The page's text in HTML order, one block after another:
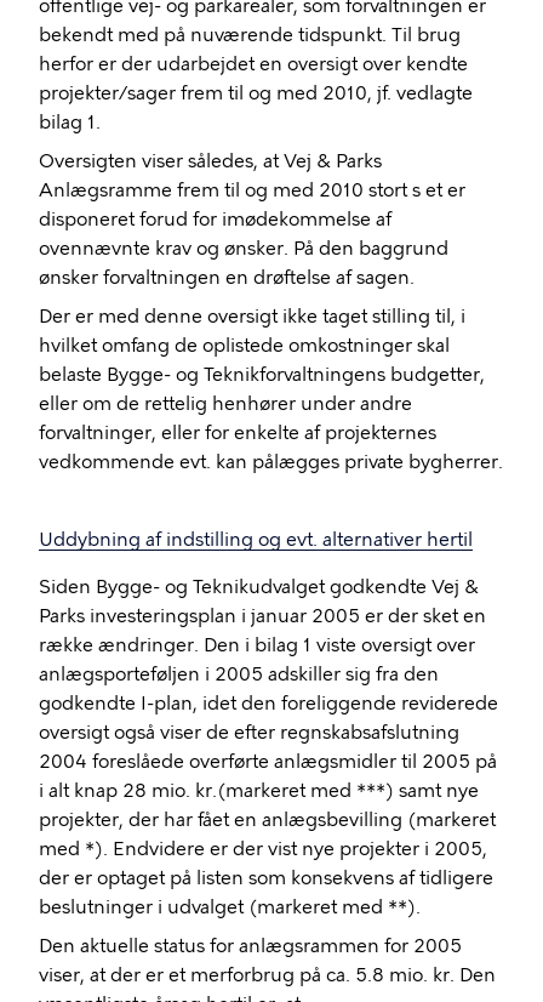
offentlige vej- og parkarealer, som forvaltningen er
bekendt med på nuværende tidspunkt. Til brug
herfor er der udarbejdet en oversigt over kendte
projekter/sager frem til og med 2010, jf. vedlagte
bilag 1.
Oversigten viser således, at Vej & Parks
Anlægsramme frem til og med 2010 stort s et er
disponeret forud for imødekommelse af
ovennævnte krav og ønsker. På den baggrund
ønsker forvaltningen en drøftelse af sagen.
Der er med denne oversigt ikke taget stilling til, i
hvilket omfang de oplistede omkostninger skal
belaste Bygge- og Teknikforvaltningens budgetter,
eller om de rettelig henhører under andre
forvaltninger, eller for enkelte af projekternes
vedkommende evt. kan pålægges private bygherrer.
Uddybning af indstilling og evt. alternativer hertil
Siden Bygge- og Teknikudvalgetgodkendte Vej &
Parks investeringsplan i januar 2005 er der sket en
række ændringer. Den i bilag 1 viste oversigt over
anlægsporteføljen i 2005 adskiller sig fra den
godkendte I-plan, idet den foreliggende reviderede
oversigt også viser de efter regnskabsafslutning
2004 foreslåede overførte anlægsmidler til 2005 på
i alt knap 28 mio. kr.(markeret med ***) samt nye
projekter, der har fået en anlægsbevilling (markeret
med *). Endvidere er der vist nye projekter i 2005,
der er optaget på listen som konsekvens af tidligere
beslutninger i udvalget (markeret med **).
Den aktuelle status for anlægsrammen for 2005
viser, at der er et merforbrug på ca. 5.8 mio. kr. Den